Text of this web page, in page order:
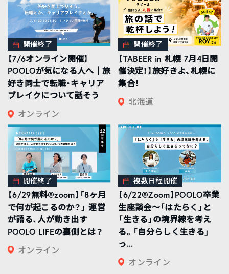
開催終了
【7/6オンライン開催】
POOLOが気になる人へ｜旅
好き同士で転職・キャリア
ブレイクについて話そう
オンライン
開催終了
【TABEER in 札幌 7月4日開
催決定！】旅好きよ、札幌に
集合！
北海道
開催終了
【6/29無料@zoom】「8ヶ月
で何が起こるのか？」 運営
が語る、人が動き出す
POOLO LIFEの裏側とは？
オンライン
複数日程開催
【6/22@Zoom】POOLO卒業
生座談会〜「はたらく」と
「生きる」の境界線を考え
る。「自分らしく生きる」
っ...
オンライン